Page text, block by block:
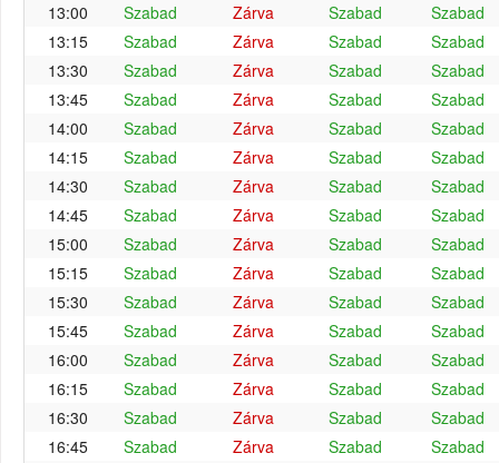
13:00
Szabad Zárva Szabad
Szabad
13:15
Szabad Zárva Szabad
Szabad
13:30
Szabad Zárva Szabad
Szabad
13:45
Szabad Zárva Szabad
Szabad
14:00
Szabad Zárva Szabad
Szabad
14:15
Szabad Zárva Szabad
Szabad
14:30
Szabad Zárva Szabad
Szabad
14:45
Szabad Zárva Szabad
Szabad
15:00
Szabad Zárva Szabad
Szabad
15:15
Szabad Zárva Szabad
Szabad
15:30
Szabad Zárva Szabad
Szabad
15:45
Szabad Zárva Szabad
Szabad
16:00
Szabad Zárva Szabad
Szabad
16:15
Szabad Zárva Szabad
Szabad
16:30
Szabad Zárva Szabad
Szabad
16:45
Szabad Zárva Szabad
Szabad